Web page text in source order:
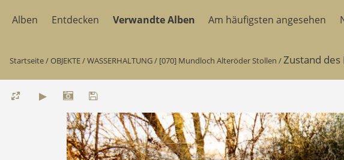
Alben Entdecken Verwandte Alben Am häufigsten angesehen
Startseite/OBJEKTE/WASSERHALTUNG/ [070] Mundloch Alteröder Stollen /Zustand des